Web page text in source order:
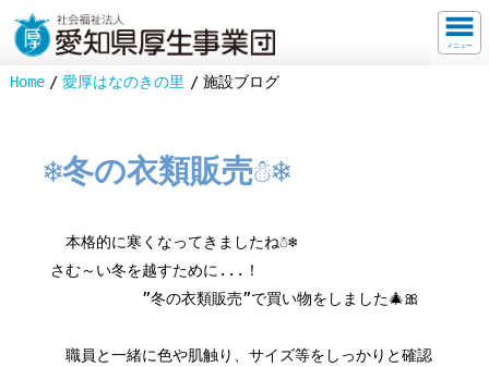
メニュー
Home 愛厚はなのきの里 施設ブログ
❄️冬の衣類販売☃️❄️
本格的に寒くなってきましたね☃️❄️
さむ～い冬を越すために...！
”冬の衣類販売”で買い物をしました🎄🎀
職員と一緒に色や肌触り、サイズ等をしっかりと確認